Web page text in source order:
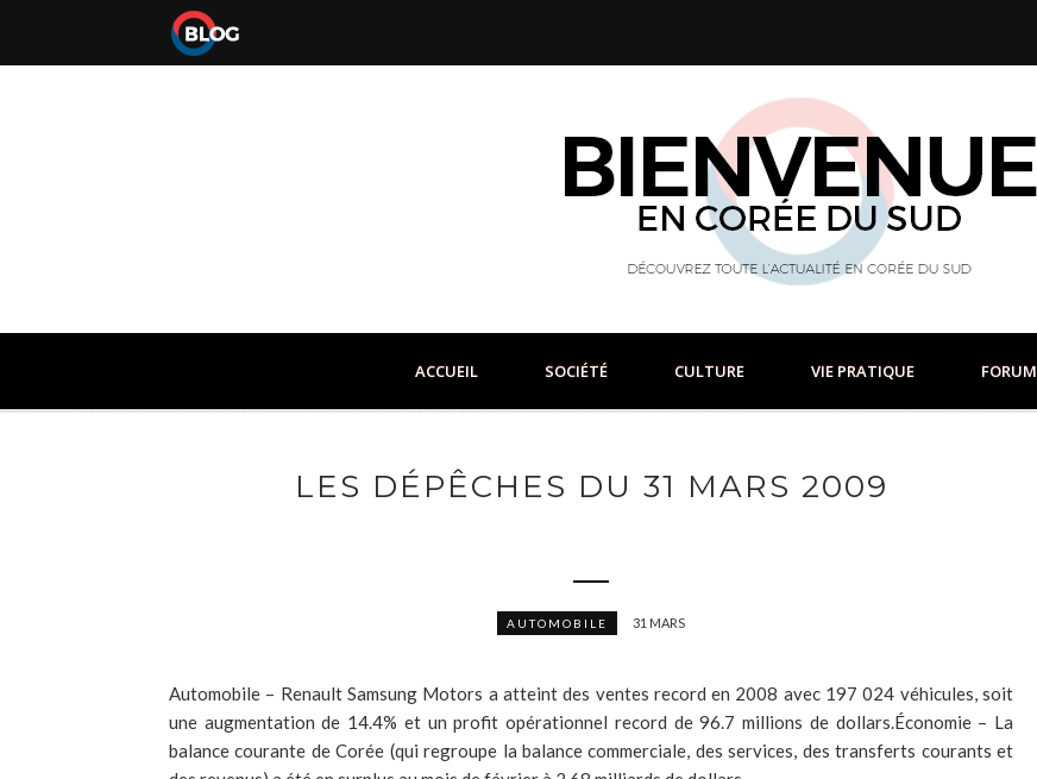
ACCUEIL SOCIÉTÉ CULTURE VIE PRATIQUE FORUM
LES DÉPÊCHES DU 31 MARS 2009
AUTOMOBILE 31 MARS
Automobile – Renault Samsung Motors a atteint des ventes record en 2008 avec 197 024 véhicules, soit
une augmentation de 14.4% et un profit opérationnel record de 96.7 millions de dollars.Économie – La
balance courante de Corée (qui regroupe la balance commerciale, des services, des transferts courants et